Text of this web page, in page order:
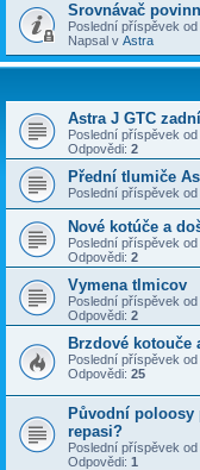
Srovnávač
Poslední příspěvek od
Napsal v Astra
Astra J GTC
Poslední příspěvek od
Odpovědi: 2
Přední tlumiče
Poslední příspěvek od
Nové kotúče a
Poslední příspěvek od
Odpovědi: 2
Vymena tlmicov
Poslední příspěvek od
Odpovědi: 2
Brzdové kotouče
Poslední příspěvek od
Odpovědi: 25
Původní poloosy
repasi?
Poslední příspěvek od
Odpovědi: 1